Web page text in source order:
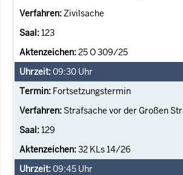
Zivilsache
123
25 O 309/25
09:30 Uhr
Fortsetzungstermin
Strafsache vor der Großen
129
32 KLs 14/26
09:45 Uhr